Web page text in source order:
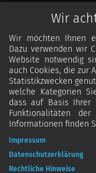
Wir
Wir möchten Ihnen
Dazu verwenden wir
Website notwendig
auch Cookies, die zur
Statistikzwecken
welche Kategorien
dass auf Basis Ihrer
Funktionalitäten
Informationen finden
Impressum
Datenschutzerklärung
Rechtliche Hinweise